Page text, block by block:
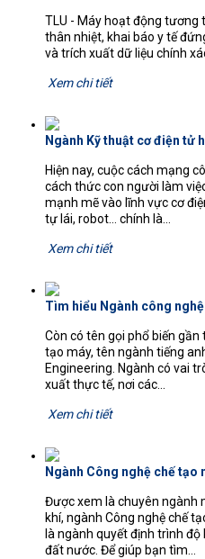
TLU - Máy hoạt động
thân nhiệt, khai báo y tế
và trích xuất dữ liệu chính
Xem chi tiết
Ngành Kỹ thuật cơ điện tử
Hiện nay, cuộc cách mạng
cách thức con người làm
mạnh mẽ vào lĩnh vực cơ
tự lái, robot… chính là...
Xem chi tiết
Tìm hiểu Ngành công
Còn có tên gọi phổ biến
tạo máy, tên ngành tiếng
Engineering. Ngành có vai
xuất thực tế, nơi các...
Xem chi tiết
Ngành Công nghệ chế tạo
Được xem là chuyên ngành
khí, ngành Công nghệ chế
là ngành quyết định trình
đất nước. Để giúp bạn tìm...